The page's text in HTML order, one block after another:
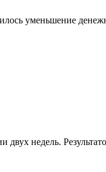
уменьшение
недель.